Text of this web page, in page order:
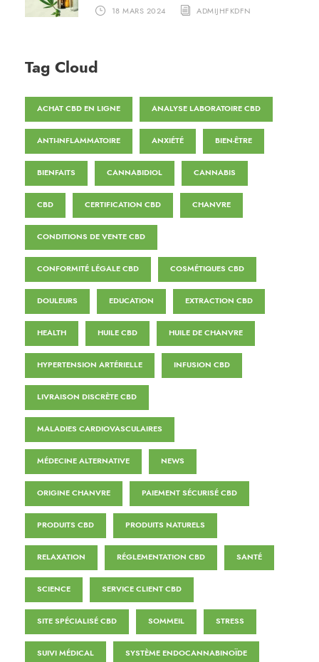
18 MARS 2024 ADMIJHFKDFN
Tag Cloud
ACHAT CBD EN LIGNE ANALYSE LABORATOIRE CBD
ANTI-INFLAMMATOIRE ANXIÉTÉ BIEN-ÊTRE
BIENFAITS CANNABIDIOL CANNABIS
CBD CERTIFICATION CBD CHANVRE
CONDITIONS DE VENTE CBD
CONFORMITÉ LÉGALE CBD COSMÉTIQUES CBD
DOULEURS EDUCATION EXTRACTION CBD
HEALTH HUILE CBD HUILE DE CHANVRE
HYPERTENSION ARTÉRIELLE INFUSION CBD
LIVRAISON DISCRÈTE CBD
MALADIES CARDIOVASCULAIRES
MÉDECINE ALTERNATIVE NEWS
ORIGINE CHANVRE PAIEMENT SÉCURISÉ CBD
PRODUITS CBD PRODUITS NATURELS
RELAXATION RÉGLEMENTATION CBD SANTÉ
SCIENCE SERVICE CLIENT CBD
SITE SPÉCIALISÉ CBD SOMMEIL STRESS
SUIVI MÉDICAL SYSTÈME ENDOCANNABINOÏDE